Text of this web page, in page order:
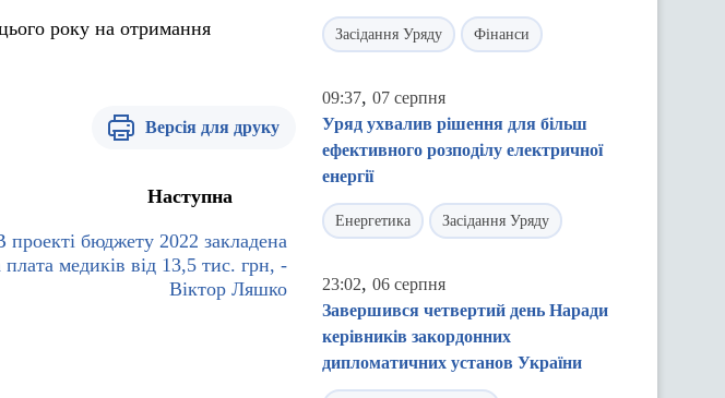
року на отримання
Версія для друку
Наступна
проекті бюджету 2022 закладена
плата медиків від 13,5 тис. грн, -
Віктор Ляшко
Засідання Уряду Фінанси
09:37, 07 серпня
Уряд ухвалив рішення для більш
ефективного розподілу електричної
енергії
Енергетика Засідання Уряду
23:02, 06 серпня
Завершився четвертий день Наради
керівників закордонних
дипломатичних установ України